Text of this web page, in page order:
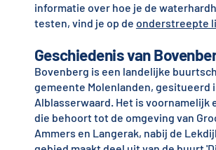
informatie over hoe je de
testen, vind je op de onderstreepte
Geschiedenis van
Bovenberg is een landelijke
gemeente Molenlanden, gesitueerd
Alblasserwaard. Het is voornamelijk
die behoort tot de omgeving van
Ammers en Langerak, nabij de